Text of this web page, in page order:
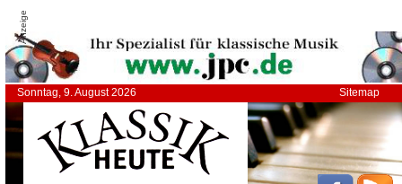
Anzeige
Sonntag, 9. August 2026 Sitemap